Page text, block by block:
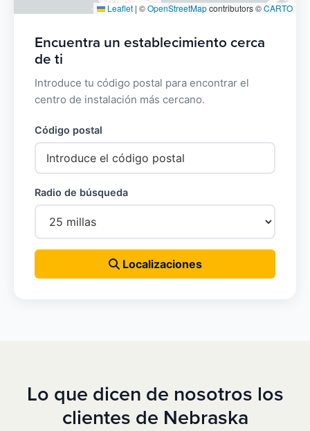
Leaflet | ©OpenStreetMapcontributors ©CARTO
Encuentra un establecimiento cerca
de ti
Introduce tu código postal para encontrar el
centro de instalación más cercano.
Código postal
Radio de búsqueda
Localizaciones
Lo que dicen de nosotros los
clientes de Nebraska